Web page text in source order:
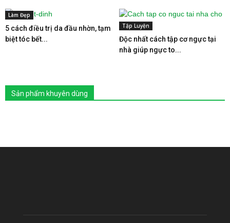
Làm Đẹp
5 cách điều trị da đầu nhờn, tạm
biệt tóc bết...
Tập Luyện
Độc nhất cách tập cơ ngực tại
nhà giúp ngực to...
Sản phẩm khuyên dùng